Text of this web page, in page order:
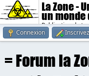
La Zone -
un monde
Publication de
Connexion